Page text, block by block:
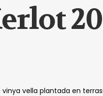
vella plantada en